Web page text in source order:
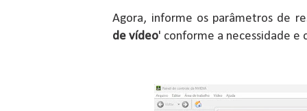
Agora, informe os parâmetros de
de vídeo' conforme a necessidade e